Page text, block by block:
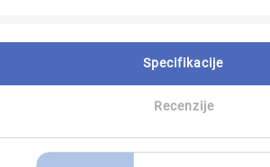
Specifikacije
Recenzije